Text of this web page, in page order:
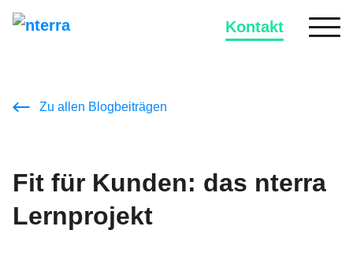
Kontakt
Zu allen Blogbeiträgen
Fit für Kunden: das nterra
Lernprojekt